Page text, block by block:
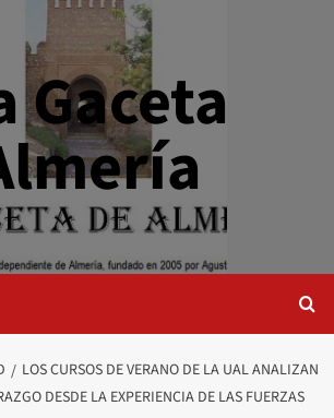
Gaceta
LOS CURSOS DE VERANO DE LA UAL ANALIZAN
DESDE LA EXPERIENCIA DE LAS FUERZAS